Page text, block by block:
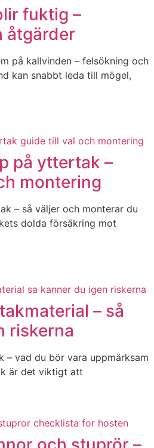
fuktig –
åtgärder
på kallvinden – felsökning och
kan snabbt leda till mögel,
på yttertak –
montering
– så väljer och monterar du
dolda försäkring mot
– så
riskerna
– vad du bör vara uppmärksam
är det viktigt att